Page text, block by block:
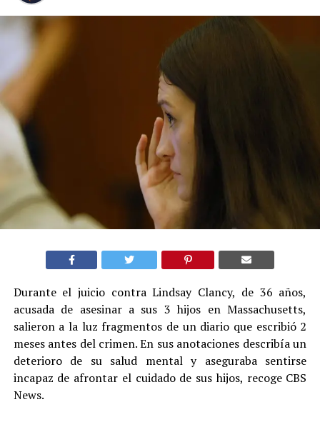
Durante el juicio contra Lindsay Clancy, de 36 años,
acusada de asesinar a sus 3 hijos en Massachusetts,
salieron a la luz fragmentos de un diario que escribió 2
meses antes del crimen. En sus anotaciones describía un
deterioro de su salud mental y aseguraba sentirse
incapaz de afrontar el cuidado de sus hijos, recoge CBS
News.